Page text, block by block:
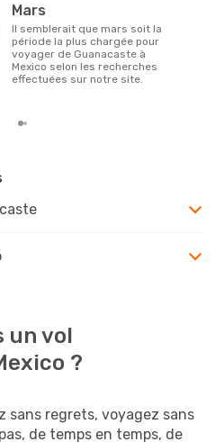
mars
Il semblerait que mars soit la
période la plus chargée pour
voyager de Guanacaste à
Mexico selon les recherches
effectuées sur notre site.
un vol
?
sans regrets, voyagez sans
de temps en temps, de